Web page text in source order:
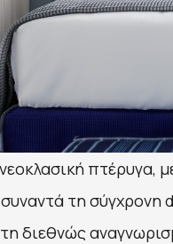
πτέρυγα,
τη σύγχρονη
διεθνώς